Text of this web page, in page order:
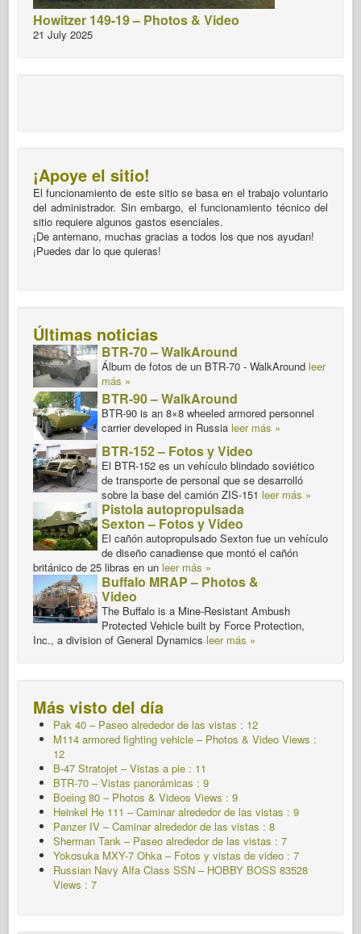
Howitzer 149-19 – Photos & Video
21 July 2025
¡Apoye el sitio!
El funcionamiento de este sitio se basa en el trabajo voluntario
del administrador. Sin embargo, el funcionamiento técnico del
sitio requiere algunos gastos esenciales.
¡De antemano, muchas gracias a todos los que nos ayudan!
¡Puedes dar lo que quieras!
Últimas noticias
BTR-70 – WalkAround
Álbum de fotos de un BTR-70 - WalkAround leer
más »
BTR-90 – WalkAround
BTR-90 is an 8×8 wheeled armored personnel
carrier developed in Russia leer más »
BTR-152 – Fotos y Video
El BTR-152 es un vehículo blindado soviético
de transporte de personal que se desarrolló
sobre la base del camión ZIS-151 leer más »
Pistola autopropulsada
Sexton – Fotos y Video
El cañón autopropulsado Sexton fue un vehículo
de diseño canadiense que montó el cañón
británico de 25 libras en un leer más »
Buffalo MRAP – Photos &
Video
The Buffalo is a Mine-Resistant Ambush
Protected Vehicle built by Force Protection,
Inc., a division of General Dynamics leer más »
Más visto del día
Pak 40 – Paseo alrededor de las vistas : 12
M114 armored fighting vehicle – Photos & Video Views :
12
B-47 Stratojet – Vistas a pie : 11
BTR-70 – Vistas panorámicas : 9
Boeing 80 – Photos & Videos Views : 9
Heinkel He 111 – Caminar alrededor de las vistas : 9
Panzer IV – Caminar alrededor de las vistas : 8
Sherman Tank – Paseo alrededor de las vistas : 7
Yokosuka MXY-7 Ohka – Fotos y vistas de video : 7
Russian Navy Alfa Class SSN – HOBBY BOSS 83528
Views : 7